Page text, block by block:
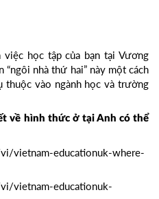
học tập của bạn tại Vương
nhà thứ hai” này một cách
thuộc vào ngành học và trường
về hình thức ở tại Anh có thể
vietnam-educationuk-where-
vietnam-educationuk-